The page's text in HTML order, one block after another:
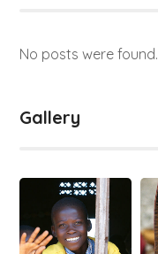
No posts were found.
Gallery